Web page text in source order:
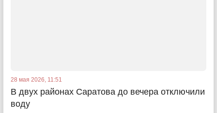
28 мая 2026, 11:51
В двух районах Саратова до вечера отключили
воду